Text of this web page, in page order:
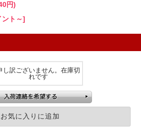
円)
ト～]
し訳ございません。在庫切
れです